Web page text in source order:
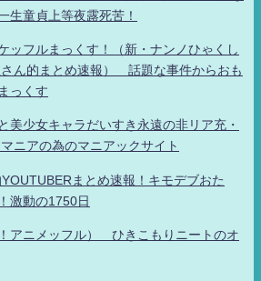
生童貞上等夜露死苦！
ッフルまっくす！（新・ナンノひゃくし
ん的まとめ速報） 話題な事件からおも
っくす
美少女キャラだいすき永遠の非リア充・
ニアの為のマニアックサイト
まとめ速報！キモデブおた
激動の1750日
アニメッフル） ひきこもりニートのオ